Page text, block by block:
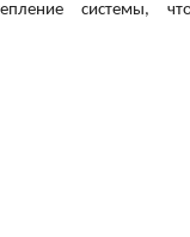
системы,